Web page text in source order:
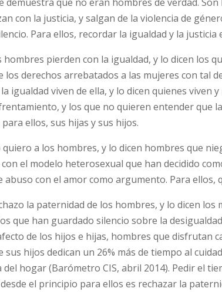
con la justicia, y salgan de la violencia de
Para ellos, recordar la igualdad y la justicia
hombres pierden con la igualdad, y lo dicen los
los derechos arrebatados a las mujeres con tal
igualdad viven de ella, y lo dicen quienes viven
y los que no quieren entender que
ellos, sus hijas y sus hijos.
quiero a los hombres, y lo dicen hombres que
el modelo heterosexual que han decidido
abuso con el amor como argumento. Para
la paternidad de los hombres, y lo dicen
que han guardado silencio sobre la
de los hijos e hijas, hombres que disfrutan
sus hijos dedican un 26% más de tiempo al
hogar (Barómetro CIS, abril 2014). Pedir el
el principio para ellos es rechazar la